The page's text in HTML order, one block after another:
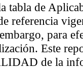
tabla de
referencia
para
Este
de la